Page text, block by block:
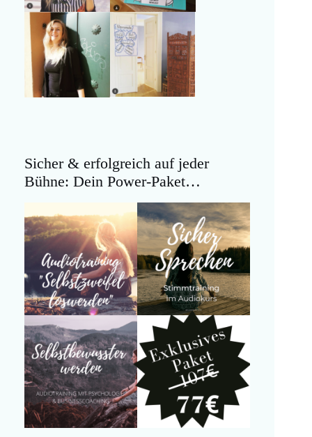
Sicher & erfolgreich auf jeder
Bühne: Dein Power-Paket…